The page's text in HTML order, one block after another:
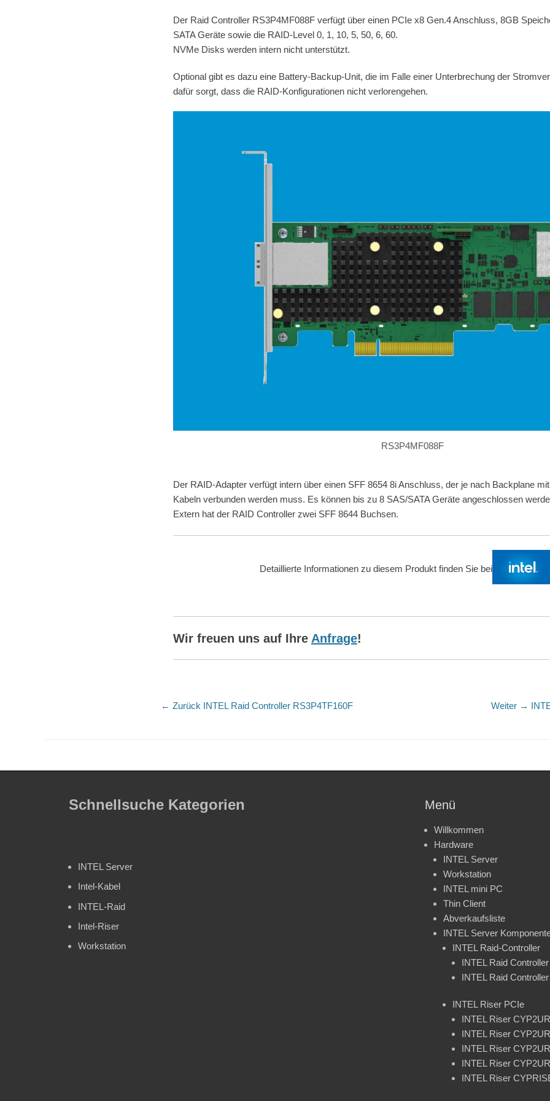
Der Raid Controller RS3P4MF088F verfügt über einen PCIe x8 Gen.4 Anschluss, 8GB
SATA Geräte sowie die RAID-Level 0, 1, 10, 5, 50, 6, 60.
NVMe Disks werden intern nicht unterstützt.
Optional gibt es dazu eine Battery-Backup-Unit, die im Falle einer Unterbrechung der
dafür sorgt, dass die RAID-Konfigurationen nicht verlorengehen.
RS3P4MF088F
Der RAID-Adapter verfügt intern über einen SFF 8654 8i Anschluss, der je nach Backplane
Kabeln verbunden werden muss. Es können bis zu 8 SAS/SATA Geräte angeschlossen
Extern hat der RAID Controller zwei SFF 8644 Buchsen.
Detaillierte Informationen zu diesem Produkt finden Sie bei
Wir freuen uns auf Ihre Anfrage!
Beitragsnavigation
← Zurück Vorheriger
INTEL Raid Controller RS3P4TF160F Weiter →
Schnellsuche Kategorien
INTEL Server
Intel-Kabel
INTEL-Raid
Intel-Riser
Workstation
Menü
Willkommen
Hardware
INTEL Server
Workstation
INTEL mini PC
Thin Client
Abverkaufsliste
INTEL Server
INTEL Raid-Controller
INTEL Raid
INTEL Raid
INTEL Riser PCIe
INTEL Riser
INTEL Riser
INTEL Riser
INTEL Riser
INTEL Riser